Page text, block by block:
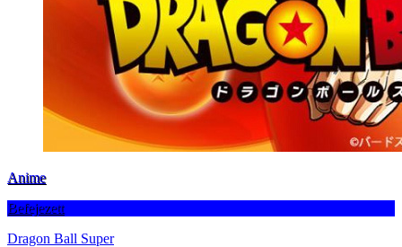
Anime
Befejezett
Dragon Ball Super